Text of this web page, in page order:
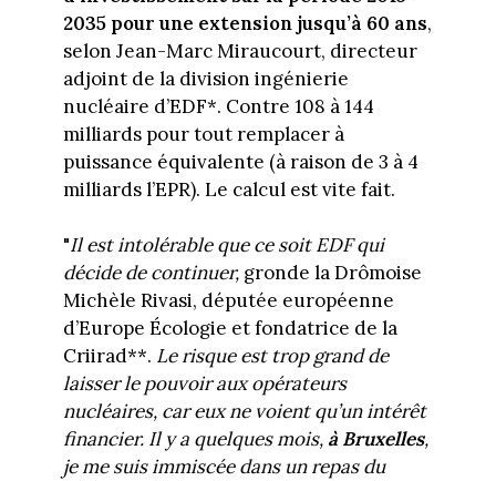
2035 pour une extension jusqu’à 60 ans,
selon Jean-Marc Miraucourt, directeur
adjoint de la division ingénierie
nucléaire d’EDF*. Contre 108 à 144
milliards pour tout remplacer à
puissance équivalente (à raison de 3 à 4
milliards l’EPR). Le calcul est vite fait.
"Il est intolérable que ce soit EDF qui
décide de continuer, gronde la Drômoise
Michèle Rivasi, députée européenne
d’Europe Écologie et fondatrice de la
Criirad**. Le risque est trop grand de
laisser le pouvoir aux opérateurs
nucléaires, car eux ne voient qu’un intérêt
financier. Il y a quelques mois, à Bruxelles,
je me suis immiscée dans un repas du